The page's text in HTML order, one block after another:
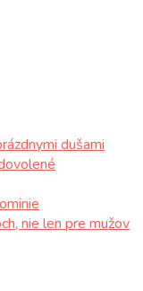
dušami
nie len pre mužov